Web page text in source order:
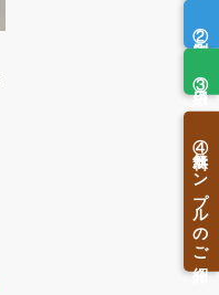
②印刷方法
④無料サンプルのご紹介